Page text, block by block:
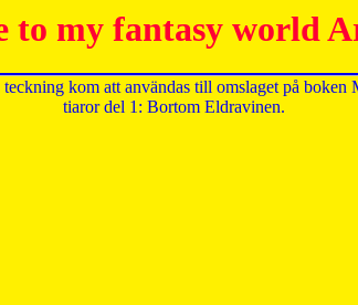
to my fantasy world